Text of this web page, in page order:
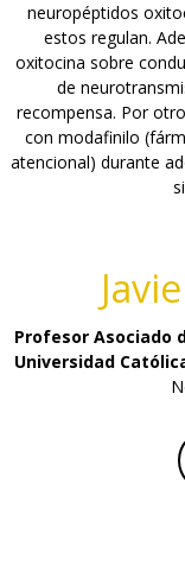
neuropéptidos
estos regulan.
oxitocina sobre
de
recompensa. Por
con modafinilo
atencional) durante
Profesor Asociado
Universidad